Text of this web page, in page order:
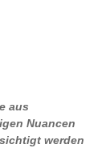
aus
Nuancen
werden